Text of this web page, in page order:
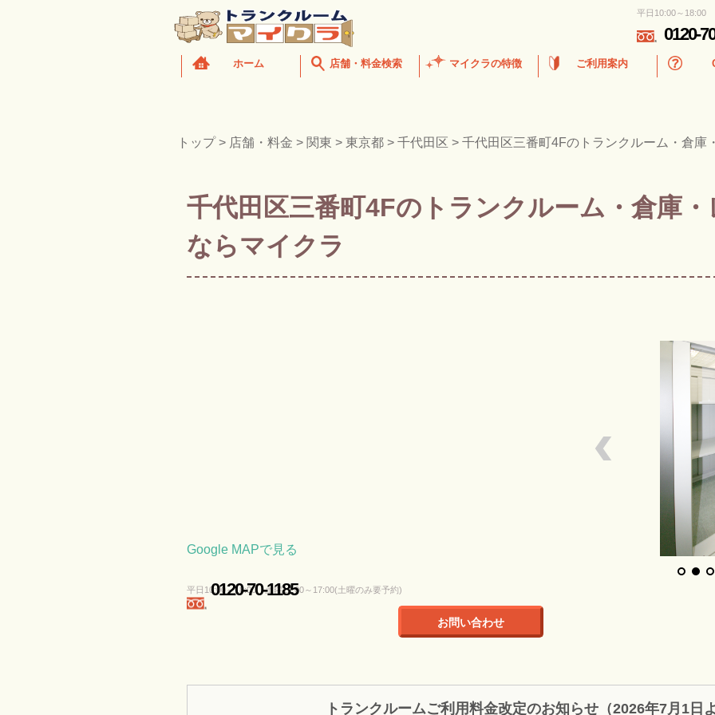
平日10:00～18:00
0120-
ホーム 店舗・料金検索 マイクラの特徴 ご利用案内
トップ> 店舗・料金 > 関東 > 東京都 > 千代田区 > 千代田区三番町4Fのトランクルーム・倉庫
千代田区三番町4Fのトランクルーム・倉庫
ならマイクラ
Google MAPで見る
平日10:00～18:00 土曜12:00～17:00(土曜のみ要予約)
0120-70-1185
お問い合わせ
トランクルームご利用料金改定のお知らせ（2026年7月1日